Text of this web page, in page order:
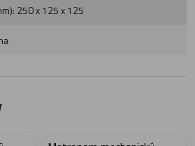
250 x 125 x 125